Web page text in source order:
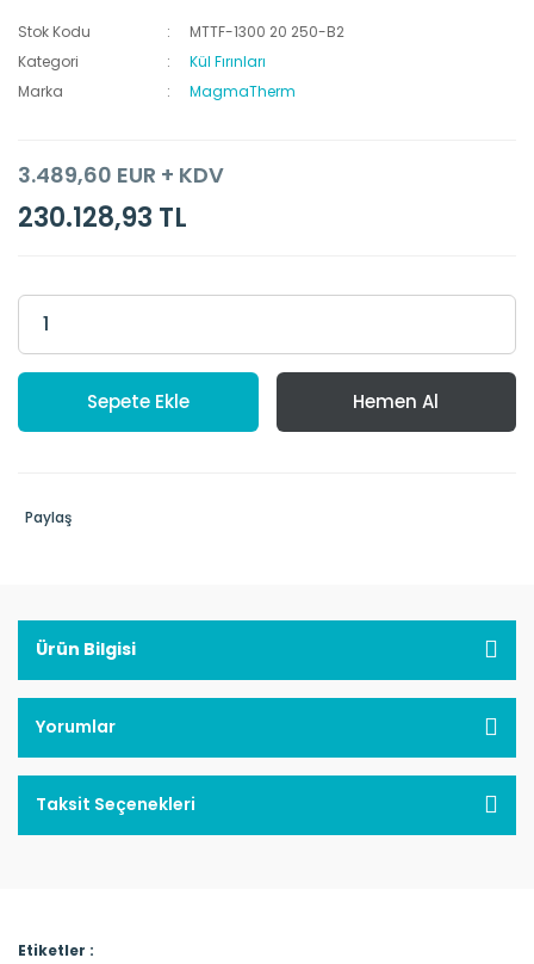
Stok Kodu
MTTF-1300 20 250-B2
Kategori
Kül Fırınları
Marka
MagmaTherm
3.489,60 EUR + KDV
230.128,93 TL
Sepete Ekle Hemen Al
Paylaş
Ürün Bilgisi
Yorumlar
Taksit Seçenekleri
Etiketler :